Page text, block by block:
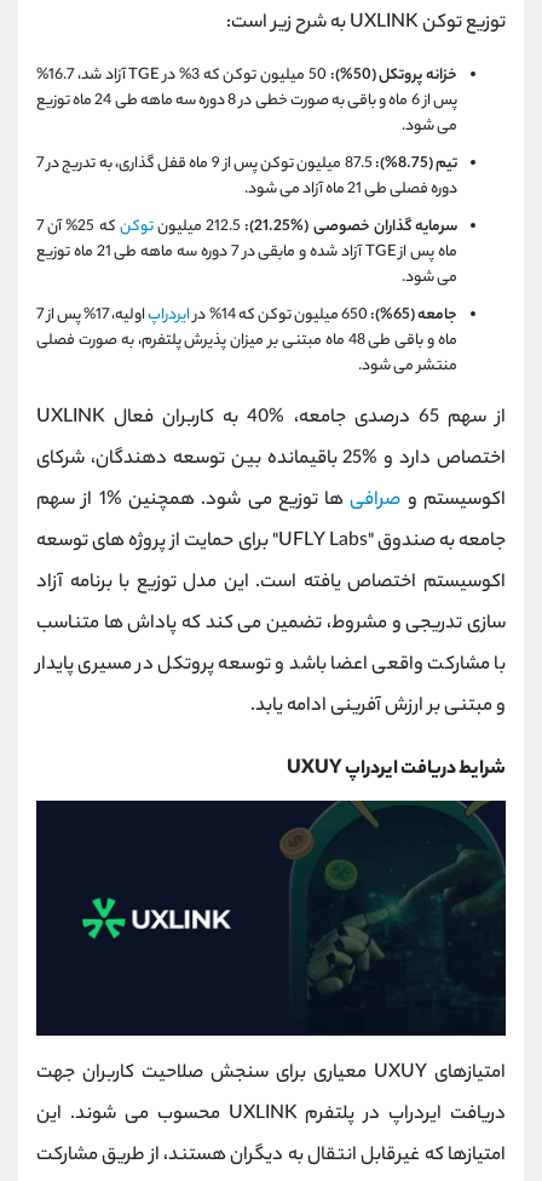
توزیع توکن UXLINK به شرح زیر است:
خزانه پروتکل (50%):
50 میلیون توکن که 3% در TGE آزاد شد، 16.7%
پس از 6 ماه و باقی به ‌صورت خطی در 8 دوره سه‌ ماهه طی 24 ماه توزیع
می ‌شود.
تیم (8.75%):
87.5 میلیون توکن پس از 9 ماه قفل ‌گذاری، به‌ تدریج در 7
دوره فصلی طی 21 ماه آزاد می ‌شود.
سرمایه ‌گذاران خصوصی (%21.25):
212.5 میلیون توکن
که 25% آن 7
ماه پس از TGE آزاد شده و مابقی در 7 دوره سه ‌ماهه طی 21 ماه توزیع
می ‌شود.
جامعه (65%):
ایردراپ
اولیه، 17% پس از 7
ماه و باقی طی 48 ماه مبتنی بر میزان پذیرش پلتفرم، به ‌صورت فصلی
منتشر می ‌شود.
از سهم 65 درصدی جامعه، %40 به کاربران فعال UXLINK
اختصاص دارد و %25 باقیمانده بین توسعه ‌دهندگان، شرکای
اکوسیستم و صرافی‌
ها توزیع می ‌شود. همچنین %1 از سهم
جامعه به صندوق "UFLY Labs" برای حمایت از پروژه ‌های توسعه
اکوسیستم اختصاص یافته است. این مدل توزیع با برنامه آزاد
سازی تدریجی و مشروط، تضمین می کند که پاداش ‌ها متناسب
با مشارکت واقعی اعضا باشد و توسعه پروتکل در مسیری پایدار
و مبتنی بر ارزش ‌آفرینی ادامه یابد.
شرایط دریافت ایردراپ UXUY
امتیازهای UXUY معیاری برای سنجش صلاحیت کاربران جهت
دریافت ایردراپ در پلتفرم UXLINK محسوب می ‌شوند. این
امتیازها که غیرقابل انتقال به دیگران هستند، از طریق مشارکت